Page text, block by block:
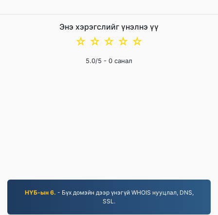
Энэ хэрэгслийг үнэлнэ үү
☆
☆
☆
☆
☆
5.0/5 - 0 санал
НҮБ-ын 6. - Бүх домэйн дээр үнэгүй WHOIS нууцлал, DNS,
SSL.